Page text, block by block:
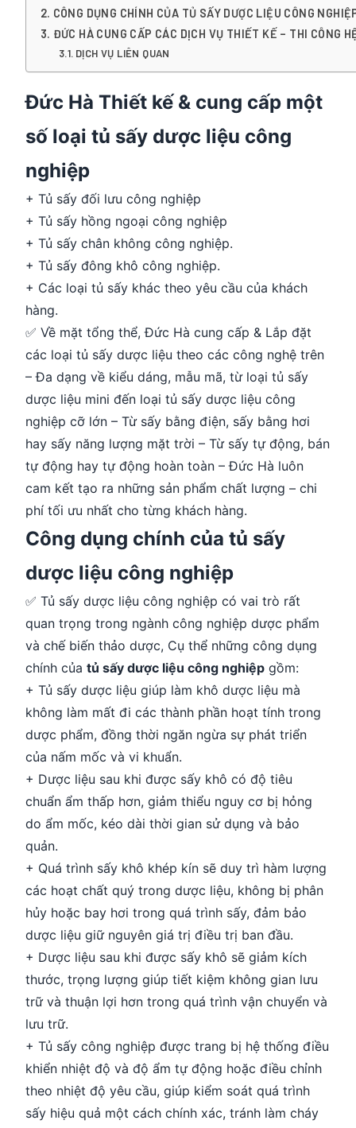
CÔNG DỤNG CHÍNH CỦA TỦ SẤY DƯỢC LIỆU CÔNG
ĐỨC HÀ CUNG CẤP CÁC DỊCH VỤ THIẾT KẾ – THI CÔNG
DỊCH VỤ LIÊN QUAN
Đức Hà Thiết kế & cung cấp một
số loại tủ sấy dược liệu công
nghiệp
+ Tủ sấy đối lưu công nghiệp
+ Tủ sấy hồng ngoại công nghiệp
+ Tủ sấy chân không công nghiệp.
+ Tủ sấy đông khô công nghiệp.
+ Các loại tủ sấy khác theo yêu cầu của khách
hàng.
✅ Về mặt tổng thể, Đức Hà cung cấp & Lắp đặt
các loại tủ sấy dược liệu theo các công nghệ trên
– Đa dạng về kiểu dáng, mẫu mã, từ loại tủ sấy
dược liệu mini đến loại tủ sấy dược liệu công
nghiệp cỡ lớn – Từ sấy bằng điện, sấy bằng hơi
hay sấy năng lượng mặt trời – Từ sấy tự động, bán
tự động hay tự động hoàn toàn – Đức Hà luôn
cam kết tạo ra những sản phẩm chất lượng – chi
phí tối ưu nhất cho từng khách hàng.
Công dụng chính của tủ sấy
dược liệu công nghiệp
✅ Tủ sấy dược liệu công nghiệp có vai trò rất
quan trọng trong ngành công nghiệp dược phẩm
và chế biến thảo dược, Cụ thể những công dụng
chính của tủ sấy dược liệu công nghiệp gồm:
+ Tủ sấy dược liệu giúp làm khô dược liệu mà
không làm mất đi các thành phần hoạt tính trong
dược phẩm, đồng thời ngăn ngừa sự phát triển
của nấm mốc và vi khuẩn.
+ Dược liệu sau khi được sấy khô có độ tiêu
chuẩn ẩm thấp hơn, giảm thiểu nguy cơ bị hỏng
do ẩm mốc, kéo dài thời gian sử dụng và bảo
quản.
+ Quá trình sấy khô khép kín sẽ duy trì hàm lượng
các hoạt chất quý trong dược liệu, không bị phân
hủy hoặc bay hơi trong quá trình sấy, đảm bảo
dược liệu giữ nguyên giá trị điều trị ban đầu.
+ Dược liệu sau khi được sấy khô sẽ giảm kích
thước, trọng lượng giúp tiết kiệm không gian lưu
trữ và thuận lợi hơn trong quá trình vận chuyển và
lưu trữ.
+ Tủ sấy công nghiệp được trang bị hệ thống điều
khiển nhiệt độ và độ ẩm tự động hoặc điều chỉnh
theo nhiệt độ yêu cầu, giúp kiểm soát quá trình
sấy hiệu quả một cách chính xác, tránh làm cháy